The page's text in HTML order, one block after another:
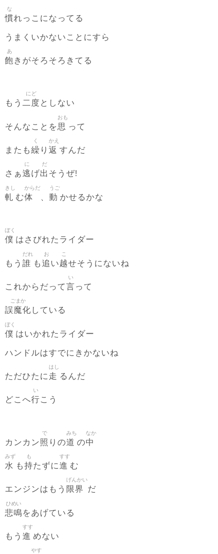
慣
な
れっこになってる
うまくいかないことにすら
飽
あ
きがそろそろきてる
もう 二度
にど
としない
そんなことを思
おも
って
またも繰
く
り 返
かえ
すんだ
さぁ逃
に
げ出
だ
そうぜ!
軋
きし
む体
からだ
、 動
うご
かせるかな
僕
ぼく
はさびれたライダー
もう 誰
だれ
も追
お
い越
こ
せそうにないね
これからだって言
い
って
誤魔化
ごまか
している
僕
ぼく
はいかれたライダー
ハンドルはすでにきかないね
ただひたに走
はし
るんだ
どこへ行
い
こう
カンカン照
で
りの道
みち
の中
なか
水
みず
も持
も
たずに進
すす
む
エンジンはもう 限界
げんかい
だ
悲鳴
ひめい
をあげている
もう 進
すす
めない
やす